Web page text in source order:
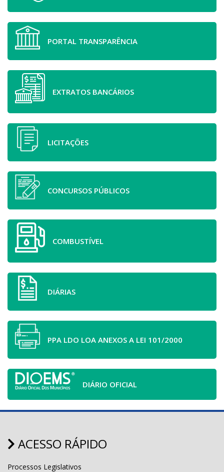
PORTAL TRANSPARÊNCIA
EXTRATOS BANCÁRIOS
LICITAÇÕES
CONCURSOS PÚBLICOS
COMBUSTÍVEL
DIÁRIAS
PPA LDO LOA ANEXOS A LEI 101/2000
DIÁRIO OFICIAL
ACESSO RÁPIDO
Processos Legislativos